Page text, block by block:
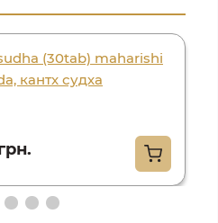
(30tab) maharishi
кантх судха